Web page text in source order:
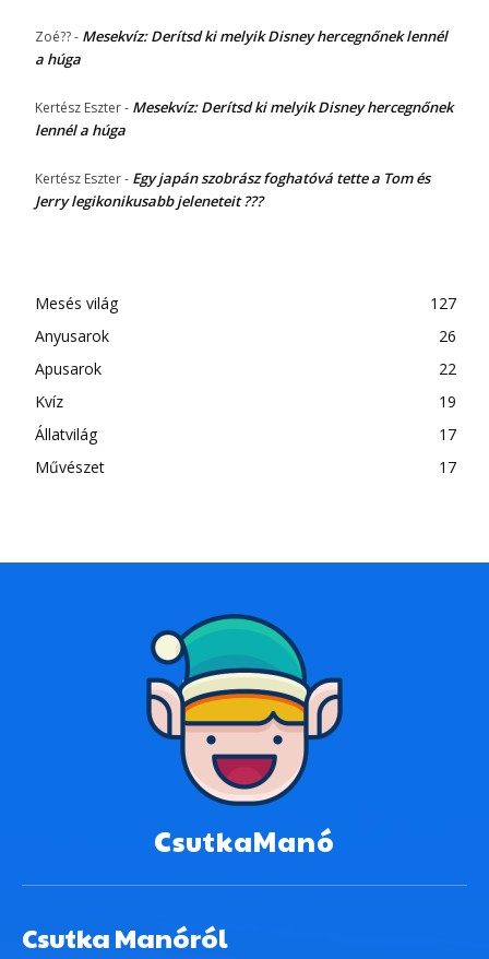
Zoé??- Mesekvíz: Derítsd ki melyik Disney hercegnőnek lennél
a húga
Kertész Eszter- Mesekvíz: Derítsd ki melyik Disney hercegnőnek
lennél a húga
Kertész Eszter- Egy japán szobrász foghatóvá tette a Tom és
Jerry legikonikusabb jeleneteit ???
Mesés világ
127
Anyusarok
26
Apusarok
22
Kvíz
19
Állatvilág
17
Művészet
17
CsutkaManó
Csutka Manóról